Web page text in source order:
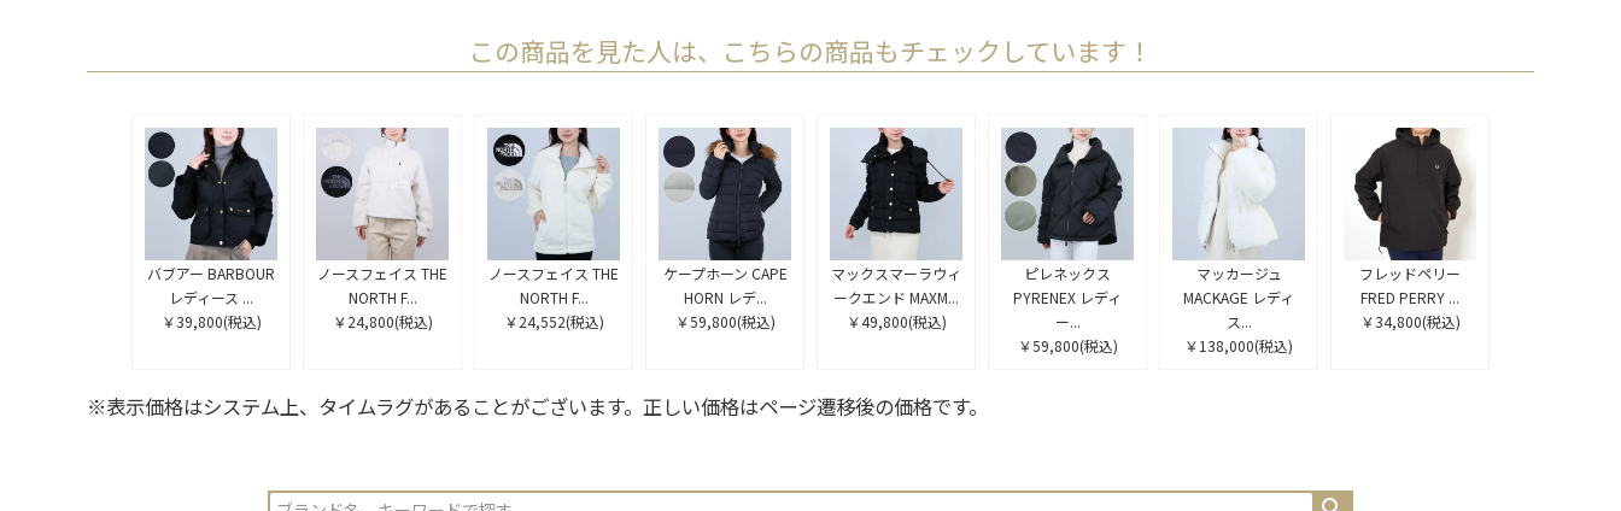
この商品を見た人は、こちらの商品もチェックしています！
バブアー BARBOUR
レディース ...
￥39,800(税込)
ノースフェイス THE
NORTH F...
￥24,800(税込)
ノースフェイス THE
NORTH F...
￥24,552(税込)
ケープホーン CAPE
HORN レデ...
￥59,800(税込)
マックスマーラウィ
ークエンド MAXM...
￥49,800(税込)
ピレネックス
PYRENEX レディ
ー...
￥59,800(税込)
マッカージュ
MACKAGE レディ
ス...
￥138,000(税込)
フレッドペリー
FRED PERRY ...
￥34,800(税込)
※表示価格はシステム上、タイムラグがあることがございます。正しい価格はページ遷移後の価格です。